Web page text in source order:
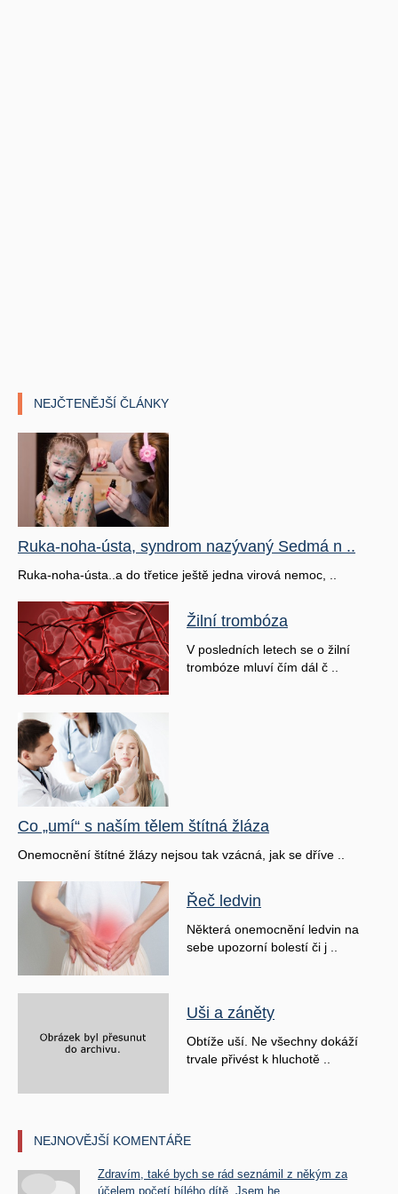
NEJČTENĚJŠÍ ČLÁNKY
Ruka-noha-ústa, syndrom nazývaný Sedmá n ..
Ruka-noha-ústa..a do třetice ještě jedna virová nemoc, ..
Žilní trombóza
V posledních letech se o žilní
trombóze mluví čím dál č ..
Co „umí“ s naším tělem štítná žláza
Onemocnění štítné žlázy nejsou tak vzácná, jak se dříve ..
Řeč ledvin
Některá onemocnění ledvin na
sebe upozorní bolestí či j ..
Uši a záněty
Obtíže uší. Ne všechny dokáží
trvale přivést k hluchotě ..
NEJNOVĚJŠÍ KOMENTÁŘE
Zdravím, také bych se rád seznámil z někým za
účelem početí bílého dítě. Jsem he ...